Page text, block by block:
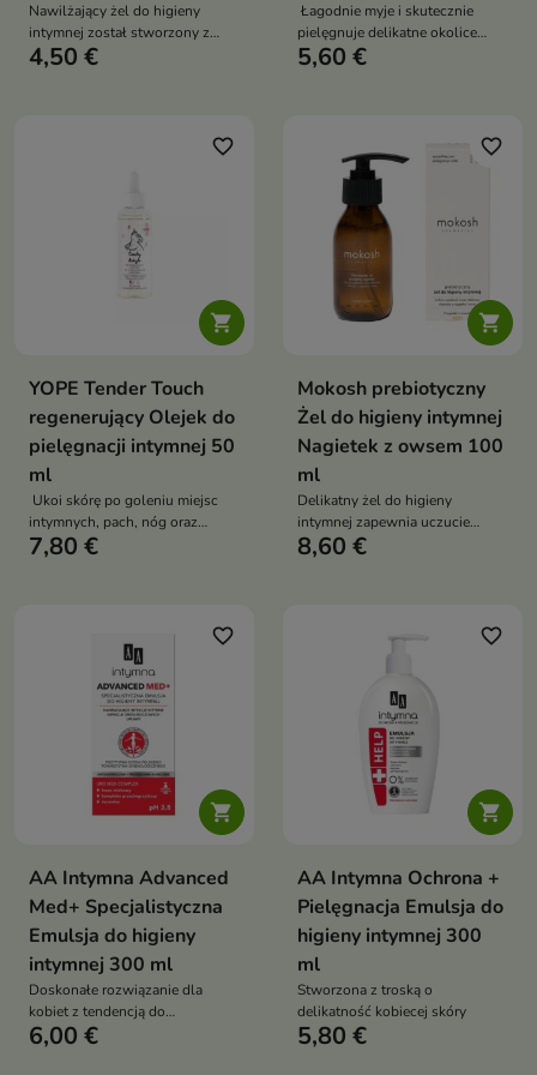
Nawilżający żel do higieny
intymnej został stworzony z
myślą o codziennej pielęgnacji,
4,50 €
Łagodnie myje i skutecznie
pielęgnuje delikatne okolice
intymne
5,60 €

favorite_border
YOPE Tender Touch
regenerujący Olejek do
pielęgnacji intymnej 50
ml
Ukoi skórę po goleniu miejsc
intymnych, pach, nóg oraz
innych miejsc, zapobiegając
7,80 €

favorite_border
Mokosh prebiotyczny
Żel do higieny intymnej
Nagietek z owsem 100
ml
Delikatny żel do higieny
intymnej zapewnia uczucie
świeżości, czystości i komfortu
ekstraktami z nagietka, pokrzywy
8,60 €

favorite_border
AA Intymna Advanced
Med+ Specjalistyczna
Emulsja do higieny
intymnej 300 ml
Doskonałe rozwiązanie dla
kobiet z tendencją do
nawracających infekcji
6,00 €

favorite_border
AA Intymna Ochrona +
Pielęgnacja Emulsja do
higieny intymnej 300
ml
Stworzona z troską o
delikatność kobiecej skóry
5,80 €